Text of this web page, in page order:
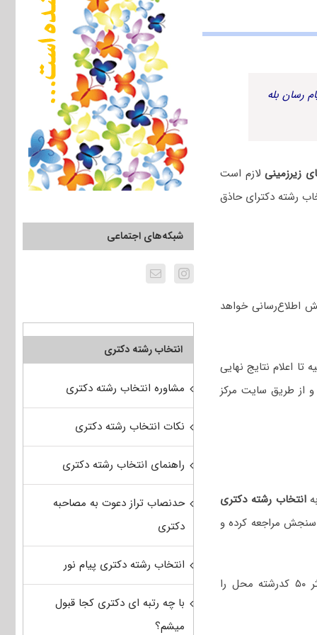
رسان بله
زیرزمینیلازم است
رشته دکترای حاذق
اطلاع‌رسانی خواهد
اعلام نتایج نهایی
از طریق سایت مرکز
انتخاب رشته دکتری
سنجش مراجعه کرده و
هر داوطلب می‌تواند حداکثر ۵۰ کدرشته محل را
شبکه‌های اجتماعی
انتخاب رشته دکتری
مشاوره انتخاب رشته دکتری
نکات انتخاب رشته دکتری
راهنمای انتخاب رشته دکتری
حدنصاب تراز دعوت به مصاحبه
دکتری
انتخاب رشته دکتری پیام نور
با چه رتبه ای دکتری کجا قبول
میشم؟